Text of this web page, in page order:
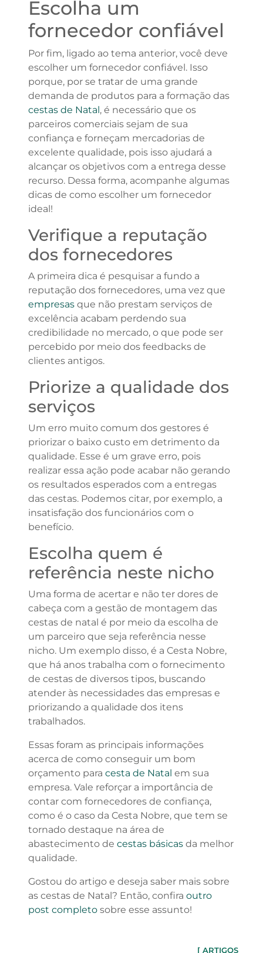
Escolha um
fornecedor confiável
Por fim, ligado ao tema anterior, você deve
escolher um fornecedor confiável. Isso
porque, por se tratar de uma grande
demanda de produtos para a formação das
cestas de Natal, é necessário que os
parceiros comerciais sejam de sua
confiança e forneçam mercadorias de
excelente qualidade, pois isso ajudará a
alcançar os objetivos com a entrega desse
recurso. Dessa forma, acompanhe algumas
dicas de como escolher um fornecedor
ideal!
Verifique a reputação
dos fornecedores
A primeira dica é pesquisar a fundo a
reputação dos fornecedores, uma vez que
empresasque não prestam serviços de
excelência acabam perdendo sua
credibilidade no mercado, o que pode ser
percebido por meio dos feedbacks de
clientes antigos.
Priorize a qualidade dos
serviços
Um erro muito comum dos gestores é
priorizar o baixo custo em detrimento da
qualidade. Esse é um grave erro, pois
realizar essa ação pode acabar não gerando
os resultados esperados com a entregas
das cestas. Podemos citar, por exemplo, a
insatisfação dos funcionários com o
benefício.
Escolha quem é
referência neste nicho
Uma forma de acertar e não ter dores de
cabeça com a gestão de montagem das
cestas de natal é por meio da escolha de
um parceiro que seja referência nesse
nicho. Um exemplo disso, é a Cesta Nobre,
que há anos trabalha com o fornecimento
de cestas de diversos tipos, buscando
atender às necessidades das empresas e
priorizando a qualidade dos itens
trabalhados.
Essas foram as principais informações
acerca de como conseguir um bom
orçamento para cesta de Natal em sua
empresa. Vale reforçar a importância de
contar com fornecedores de confiança,
como é o caso da Cesta Nobre, que tem se
tornado destaque na área de
abastecimento de cestas básicasda melhor
qualidade.
Gostou do artigo e deseja saber mais sobre
as cestas de Natal? Então, confira outro
post completosobre esse assunto!
[ ARTIGOS